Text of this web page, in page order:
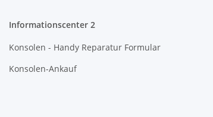
Informationscenter 2
Konsolen - Handy Reparatur Formular
Konsolen-Ankauf